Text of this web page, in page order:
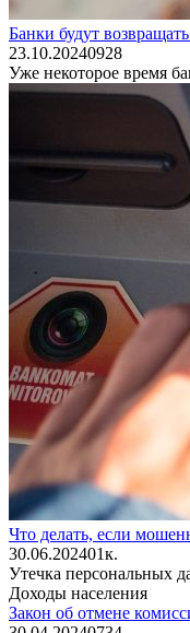
Банки будут
23.10.20240928
Уже некоторое время
Что делать, если
30.06.202401к.
Утечка персональных
Доходы населения
Закон об отмене